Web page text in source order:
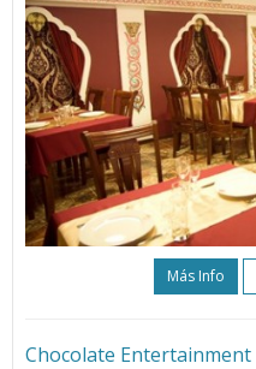
Más Info
Chocolate Entertainment